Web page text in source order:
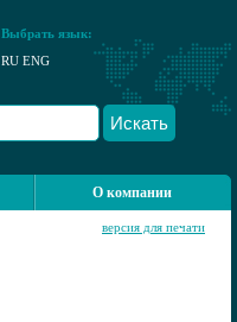
Выбрать язык:
RU ENG
Искать
О компании
версия для печати